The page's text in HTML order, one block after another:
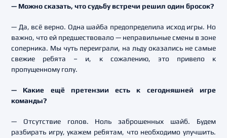
— Можно сказать, что судьбу встречи решил один бросок?
— Да, всё верно. Одна шайба предопределила исход игры. Но
важно, что ей предшествовало — неправильные смены в зоне
соперника. Мы чуть переиграли, на льду оказались не самые
свежие ребята – и, к сожалению, это привело к
пропущенному голу.
— Какие ещё претензии есть к сегодняшней игре
команды?
— Отсутствие голов. Ноль заброшенных шайб. Будем
разбирать игру, укажем ребятам, что необходимо улучшить.